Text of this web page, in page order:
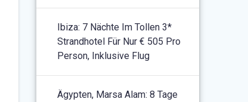
Ibiza: 7 Nächte Im Tollen 3*
Strandhotel Für Nur € 505 Pro
Person, Inklusive Flug
Ägypten, Marsa Alam: 8 Tage